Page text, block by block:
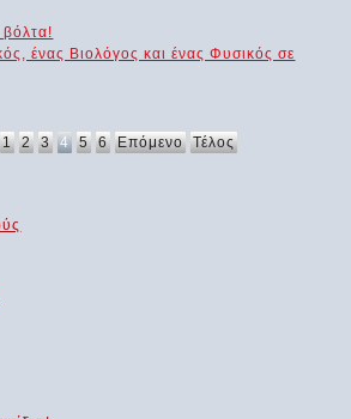
βόλτα!
ένας Βιολόγος και ένας Φυσικός σε
1 2 3 4 5 6 Επόμενο Τέλος